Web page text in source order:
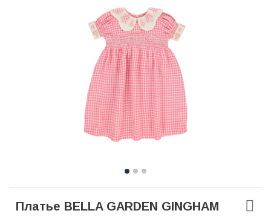
Платье BELLA GARDEN GINGHAM